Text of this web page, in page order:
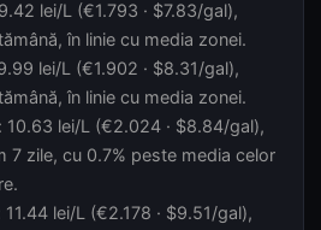
lei/L (€1.793 · $7.83/gal),
în linie cu media zonei.
lei/L (€1.902 · $8.31/gal),
în linie cu media zonei.
lei/L (€2.024 · $8.84/gal),
7 zile, cu 0.7% peste media celor
lei/L (€2.178 · $9.51/gal),